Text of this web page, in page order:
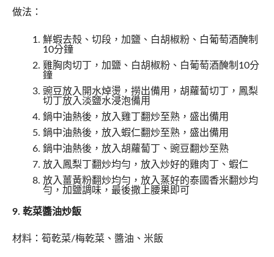
做法：
鮮蝦去殼、切段，加鹽、白胡椒粉、白葡萄酒醃制
10分鐘
雞胸肉切丁，加鹽、白胡椒粉、白葡萄酒醃制10分
鐘
豌豆放入開水焯燙，撈出備用，胡蘿蔔切丁，鳳梨
切丁放入淡鹽水浸泡備用
鍋中油熱後，放入雞丁翻炒至熟，盛出備用
鍋中油熱後，放入蝦仁翻炒至熟，盛出備用
鍋中油熱後，放入胡蘿蔔丁、豌豆翻炒至熟
放入鳳梨丁翻炒均勻，放入炒好的雞肉丁、蝦仁
放入薑黃粉翻炒均勻，放入蒸好的泰國香米翻炒均
勻，加鹽調味，最後撒上腰果即可
9. 乾菜醬油炒飯
材料：筍乾菜/梅乾菜、醬油、米飯